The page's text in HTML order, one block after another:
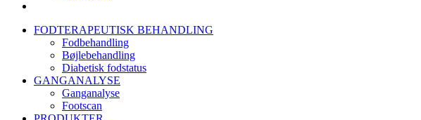
FODTERAPEUTISK BEHANDLING
Fodbehandling
Bøjlebehandling
Diabetisk fodstatus
GANGANALYSE
Ganganalyse
Footscan